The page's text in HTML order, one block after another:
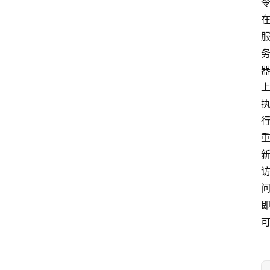
令
在
服
务
器
上
执
行
重
新
访
问
即
可